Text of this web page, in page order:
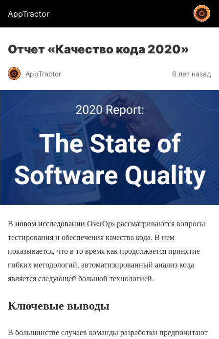
AppTractor
Отчет «Качество кода 2020»
AppTractor 6 лет назад
В новом исследовании OverOps рассматриваются вопросы
тестирования и обеспечения качества кода. В нем
показывается, что в то время как продолжается принятие
гибких методологий, автоматизированный анализ кода
является следующей большой технологией.
Ключевые выводы
В большинстве случаев команды разработки предпочитают